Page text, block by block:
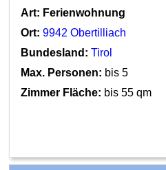
Art: Ferienwohnung
Ort: 9942 Obertilliach
Bundesland: Tirol
Max. Personen: bis 5
Zimmer Fläche: bis 55 qm